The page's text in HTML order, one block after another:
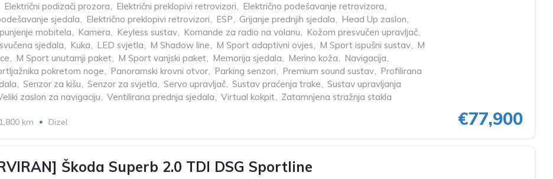
Električni podizači prozora, Električni preklopivi retrovizori, Električno podešavanje retrovizora,
sjedala, Električno preklopivi retrovizori, ESP, Grijanje prednjih sjedala, Head Up zaslon,
mobitela, Kamera, Keyless sustav, Komande za radio na volanu, Kožom presvučen upravljač,
sjedala, Kuka, LED svjetla, M Shadow line, M Sport adaptivni ovjes, M Sport ispušni sustav, M
, M Sport unutarnji paket, M Sport vanjski paket, Memorija sjedala, Merino koža, Navigacija,
pokretom noge, Panoramski krovni otvor, Parking senzori, Premium sound sustav, Profilirana
, Senzor za kišu, Senzor za svjetla, Servo upravljač, Sustav praćenja trake, Sustav upravljanja
zaslon za navigaciju, Ventilirana prednja sjedala, Virtual kokpit, Zatamnjena stražnja stakla
km Dizel €77,900
Škoda Superb 2.0 TDI DSG Sportline